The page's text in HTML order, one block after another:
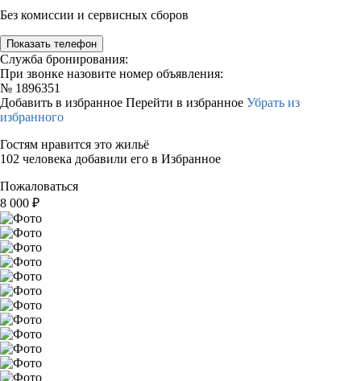
Без комиссии и сервисных сборов
Показать телефон
Служба бронирования:
При звонке назовите номер объявления:
№ 1896351
Добавить в избранное Перейти в избранное Убрать из
избранного
Гостям нравится это жильё
102 человека добавили его в Избранное
Пожаловаться
8 000 ₽